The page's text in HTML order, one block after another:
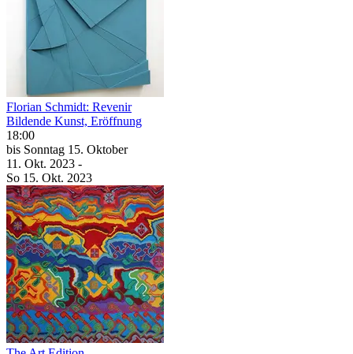
Florian Schmidt: Revenir
Bildende Kunst, Eröffnung
18:00
bis Sonntag 15. Oktober
11. Okt. 2023 -
So 15. Okt. 2023